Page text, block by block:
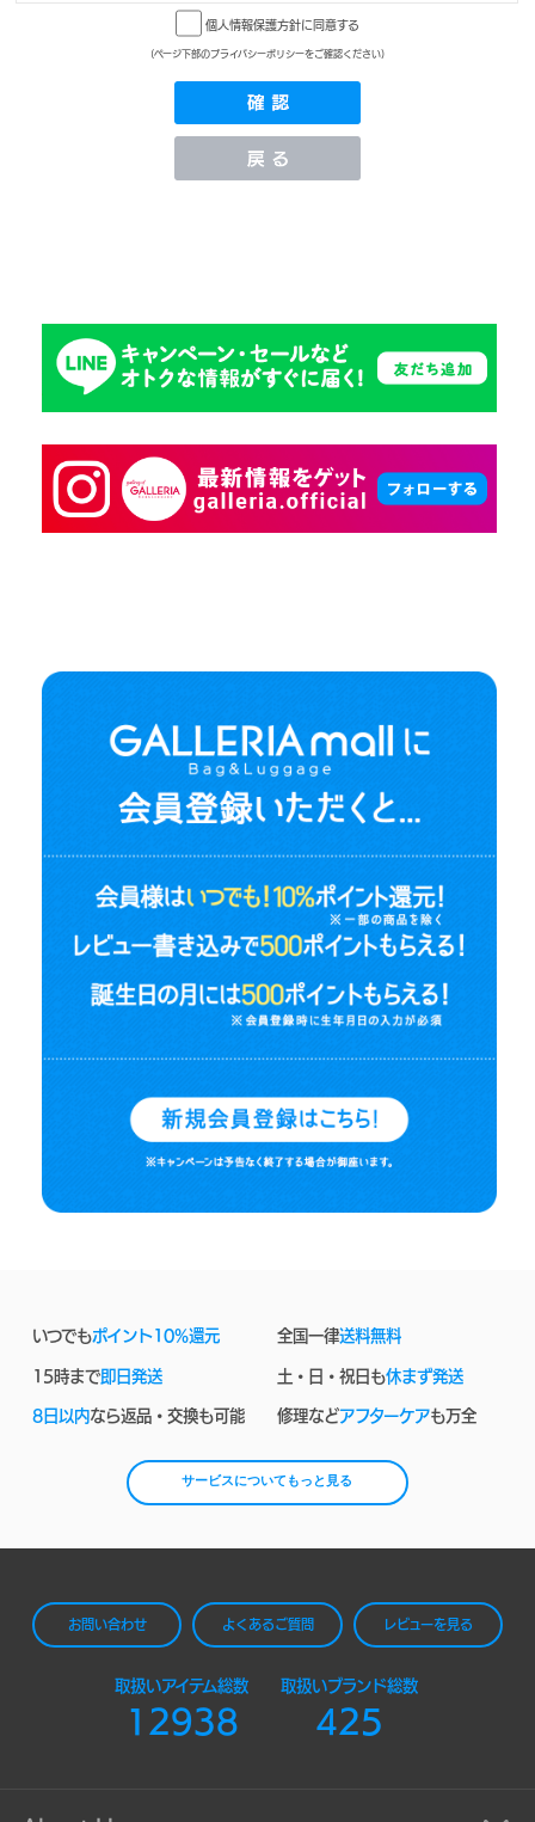
個人情報保護方針に同意する
(ページ下部のプライバシーポリシーをご確認ください)
いつでもポイント10%還元 全国一律送料無料
15時まで即日発送 土・日・祝日も休まず発送
8日以内なら返品・交換も可能 修理などアフターケアも万全
サービスについてもっと見る
お問い合わせ よくあるご質問 レビューを見る
取扱いアイテム総数
12938
取扱いブランド総数
425